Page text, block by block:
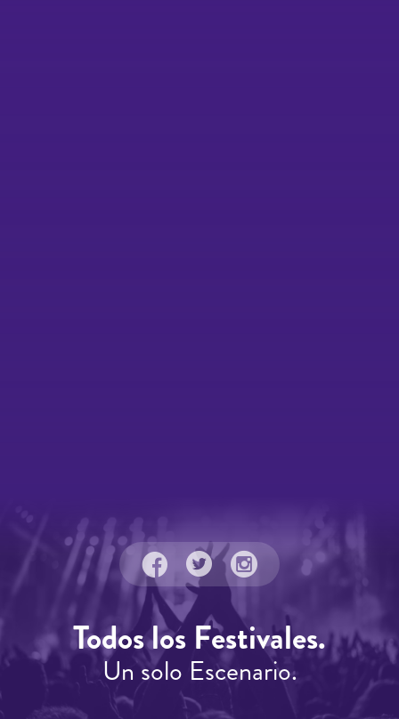
Todos los Festivales.
Un solo Escenario.